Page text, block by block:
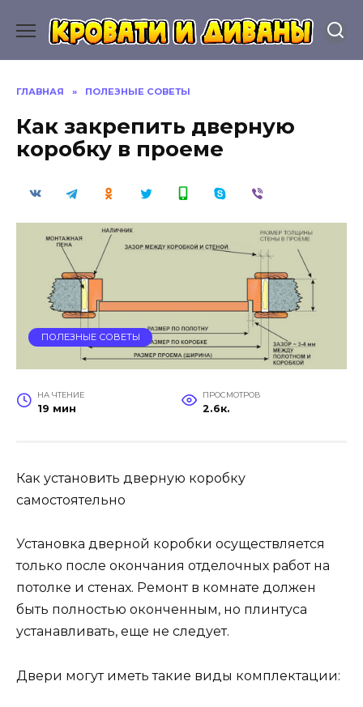
содержанию
ГЛАВНАЯ » ПОЛЕЗНЫЕ СОВЕТЫ
Как закрепить дверную
коробку в проеме
ПОЛЕЗНЫЕ СОВЕТЫ
НА ЧТЕНИЕ
19 мин
ПРОСМОТРОВ
2.6к.
Как установить дверную коробку
самостоятельно
Установка дверной коробки осуществляется
только после окончания отделочных работ на
потолке и стенах. Ремонт в комнате должен
быть полностью оконченным, но плинтуса
устанавливать, еще не следует.
Двери могут иметь такие виды комплектации: